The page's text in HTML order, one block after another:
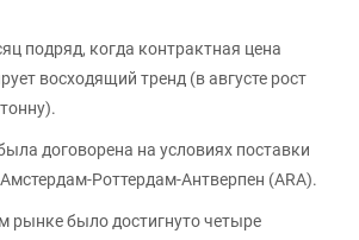
подряд, когда контрактная цена
восходящий тренд (в августе рост
договорена на условиях поставки
Роттердам-Антверпен (АRА).
рынке было достигнуто четыре